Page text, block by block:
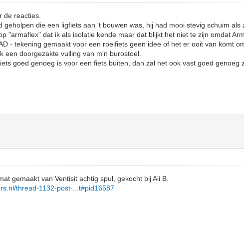
de reacties.
geholpen die een ligfiets aan 't bouwen was, hij had mooi stevig schuim als
"armaflex" dat ik als isolatie kende maar dat blijkt het niet te zijn omdat
- tekening gemaakt voor een roeifiets geen idee of het er ooit van komt
een doorgezakte vulling van m'n burostoel.
goed genoeg is voor een fiets buiten, dan zal het ook vast goed genoeg
gemaakt van Ventisit achtig spul, gekocht bij Ali B.
thread-1132-post-...t#pid16587